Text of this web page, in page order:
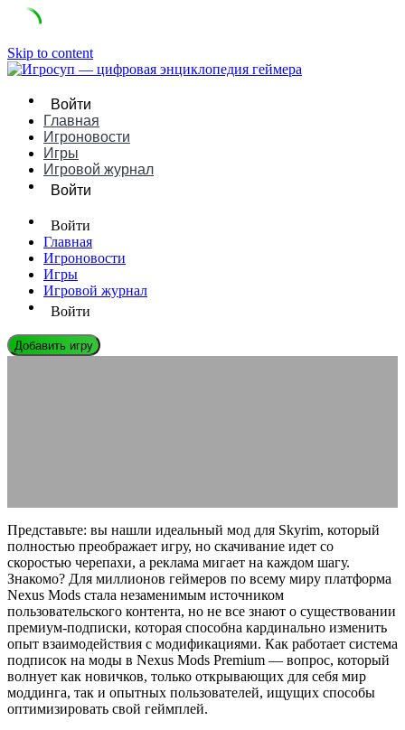
Skip to content
Войти
Главная
Игроновости
Игры
Игровой журнал
Войти
Войти
Главная
Игроновости
Игры
Игровой журнал
Войти
Добавить игру
Представьте: вы нашли идеальный мод для Skyrim, который
полностью преображает игру, но скачивание идет со
скоростью черепахи, а реклама мигает на каждом шагу.
Знакомо? Для миллионов геймеров по всему миру платформа
Nexus Mods стала незаменимым источником
пользовательского контента, но не все знают о существовании
премиум-подписки, которая способна кардинально изменить
опыт взаимодействия с модификациями. Как работает система
подписок на моды в Nexus Mods Premium — вопрос, который
волнует как новичков, только открывающих для себя мир
моддинга, так и опытных пользователей, ищущих способы
оптимизировать свой геймплей.